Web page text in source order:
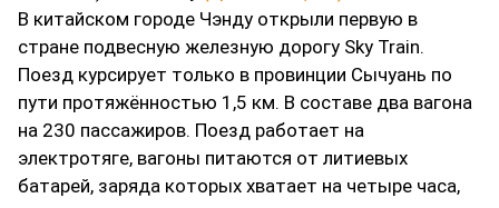
В китайском городе Чэнду открыли первую в
стране подвесную железную дорогу Sky Train.
Поезд курсирует только в провинции Сычуань по
пути протяжённостью 1,5 км. В составе два вагона
на 230 пассажиров. Поезд работает на
электротяге, вагоны питаются от литиевых
батарей, заряда которых хватает на четыре часа,